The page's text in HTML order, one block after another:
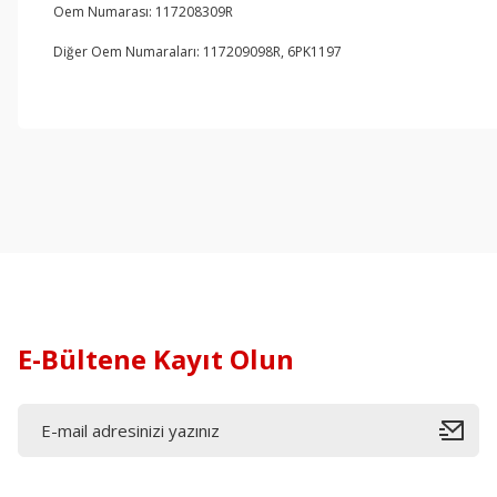
Oem Numarası: 117208309R
Diğer Oem Numaraları: 117209098R, 6PK1197
E-Bültene Kayıt Olun